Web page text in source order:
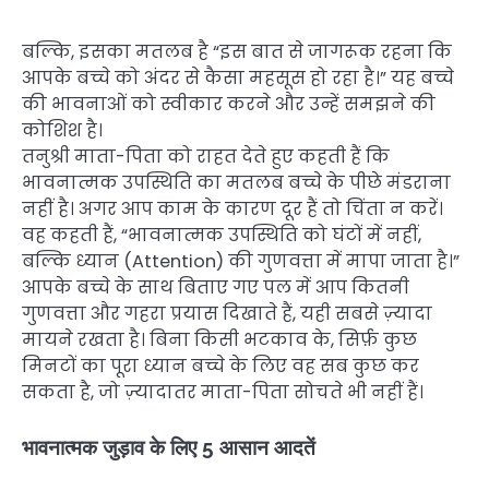
बल्कि, इसका मतलब है “इस बात से जागरूक रहना कि
आपके बच्चे को अंदर से कैसा महसूस हो रहा है।” यह बच्चे
की भावनाओं को स्वीकार करने और उन्हें समझने की
कोशिश है।
तनुश्री माता-पिता को राहत देते हुए कहती हैं कि
भावनात्मक उपस्थिति का मतलब बच्चे के पीछे मंडराना
नहीं है। अगर आप काम के कारण दूर हैं तो चिंता न करें।
वह कहती हैं, “भावनात्मक उपस्थिति को घंटों में नहीं,
बल्कि ध्यान (Attention) की गुणवत्ता में मापा जाता है।”
आपके बच्चे के साथ बिताए गए पल में आप कितनी
गुणवत्ता और गहरा प्रयास दिखाते हैं, यही सबसे ज़्यादा
मायने रखता है। बिना किसी भटकाव के, सिर्फ़ कुछ
मिनटों का पूरा ध्यान बच्चे के लिए वह सब कुछ कर
सकता है, जो ज़्यादातर माता-पिता सोचते भी नहीं हैं।
भावनात्मक जुड़ाव के लिए 5 आसान आदतें